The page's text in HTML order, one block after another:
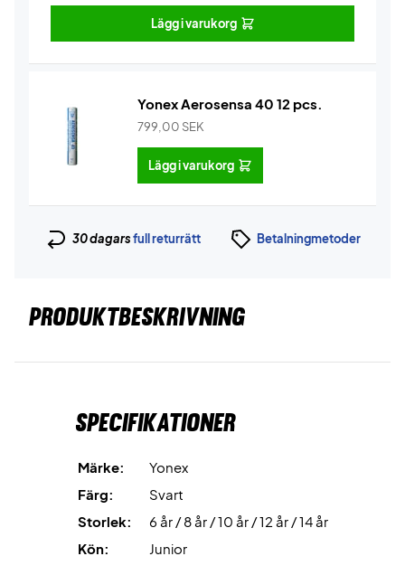
Lägg i varukorg
Yonex Aerosensa 40 12 pcs.
799,00 SEK
Lägg i varukorg
30 dagarsfull returrätt Betalningmetoder
PRODUKTBESKRIVNING
Specifikationer
Märke:
Yonex
Färg:
Svart
Storlek:
6 år / 8 år / 10 år / 12 år / 14 år
Kön:
Junior